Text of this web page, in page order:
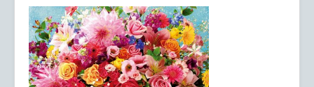
Ultimele articole: Vi, 04.11.2022 -Inspectoratul Școlar
Județean Mehedinți